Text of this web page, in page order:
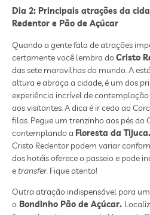
Dia 2: Principais atrações da
Redentor e Pão de Açúcar
Quando a gente fala de atrações
certamente você lembra doCristo
das sete maravilhas do mundo. A
altura e abraça a cidade, é um dos
experiência incrível de
aos visitantes. A dica é ir cedo ao
filas. Pegue um trenzinho aos pés do
contemplando a Floresta da Tijuca.
Cristo Redentor podem variar
dos hotéis oferece o passeio e pode
etransfer. Fique atento!
Outra atração indispensável para
o Bondinho Pão de Açúcar.